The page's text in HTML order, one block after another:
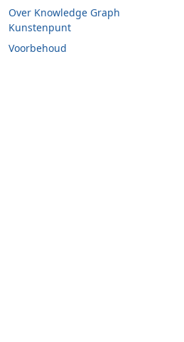
Over Knowledge Graph
Kunstenpunt
Voorbehoud